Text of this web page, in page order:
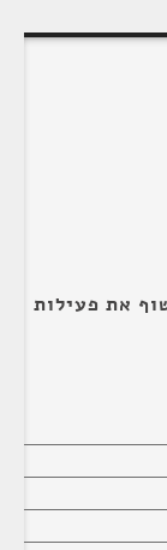
את פעילות